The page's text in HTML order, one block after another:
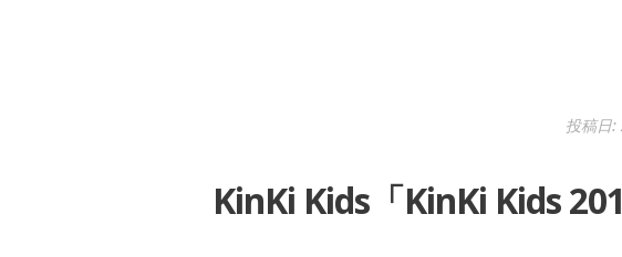
投稿日:
KinKi Kids「KinKi Kids